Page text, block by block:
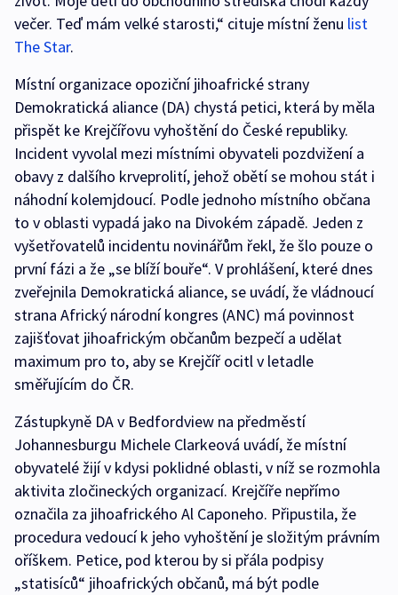
večer. Teď mám velké starosti,“ cituje místní ženu list
The Star.
Místní organizace opoziční jihoafrické strany
Demokratická aliance (DA) chystá petici, která by měla
přispět ke Krejčířovu vyhoštění do České republiky.
Incident vyvolal mezi místními obyvateli pozdvižení a
obavy z dalšího krveprolití, jehož obětí se mohou stát i
náhodní kolemjdoucí. Podle jednoho místního občana
to v oblasti vypadá jako na Divokém západě. Jeden z
vyšetřovatelů incidentu novinářům řekl, že šlo pouze o
první fázi a že „se blíží bouře“. V prohlášení, které dnes
zveřejnila Demokratická aliance, se uvádí, že vládnoucí
strana Africký národní kongres (ANC) má povinnost
zajišťovat jihoafrickým občanům bezpečí a udělat
maximum pro to, aby se Krejčíř ocitl v letadle
směřujícím do ČR.
Zástupkyně DA v Bedfordview na předměstí
Johannesburgu Michele Clarkeová uvádí, že místní
obyvatelé žijí v kdysi poklidné oblasti, v níž se rozmohla
aktivita zločineckých organizací. Krejčíře nepřímo
označila za jihoafrického Al Caponeho. Připustila, že
procedura vedoucí k jeho vyhoštění je složitým právním
oříškem. Petice, pod kterou by si přála podpisy
„statisíců“ jihoafrických občanů, má být podle